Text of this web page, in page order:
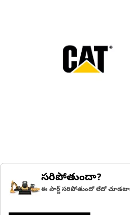
సరిపోతుందా?
ఈ పార్ట్ సరిపోతుందో లేదో